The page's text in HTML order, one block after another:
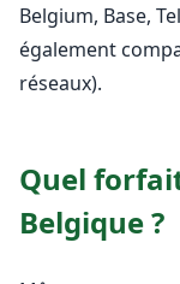
Belgium, Base,
également
réseaux).
Quel
Belgique ?